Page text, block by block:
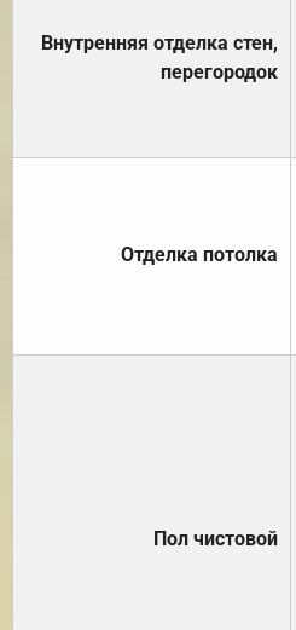
Внутренняя отделка стен,
перегородок
Отделка потолка
Пол чистовой